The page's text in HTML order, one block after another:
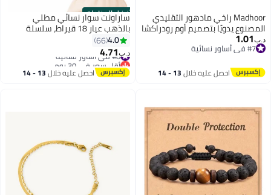
Madhoor راخي مادهور التقليدي
المصنوع يدويًا بتصميم أوم رودراکشا
النابض بالحياة، راخي خيط فاخر للأخ،
راخي احتفالي بمناسبة راكشا باندان،
د.ب‏1.01
#7 في أساور نسائية
احصل عليه خلال 13 - 14
أفضل المنتجات
ساراونت سوار نسائي مطلي
بالذهب عيار 18 قيراط، سلسلة
كوبان قابلة للتعديل مع تعليقة
قلب، أسورة من الستانلس ستيل مع
علبة هدية، لون ذهبي
4.0
66
د.ب‏4.71#8 في أساور نسائية
أقل سعر في 30 يوم
#8 في أساور نسائية احصل عليه خلال 13 - 14